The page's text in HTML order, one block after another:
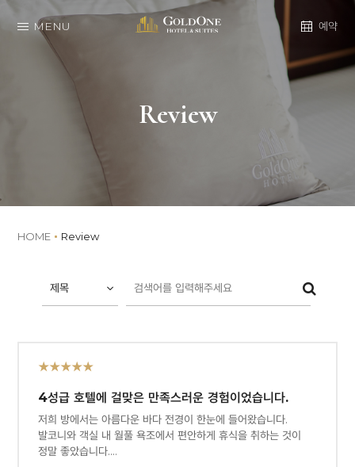
MENU 예약
Review
HOME Review
★★★★★
4성급 호텔에 걸맞은 만족스러운 경험이었습니다.
저희 방에서는 아름다운 바다 전경이 한눈에 들어왔습니다.
발코니와 객실 내 월풀 욕조에서 편안하게 휴식을 취하는 것이
정말 좋았습니다.…